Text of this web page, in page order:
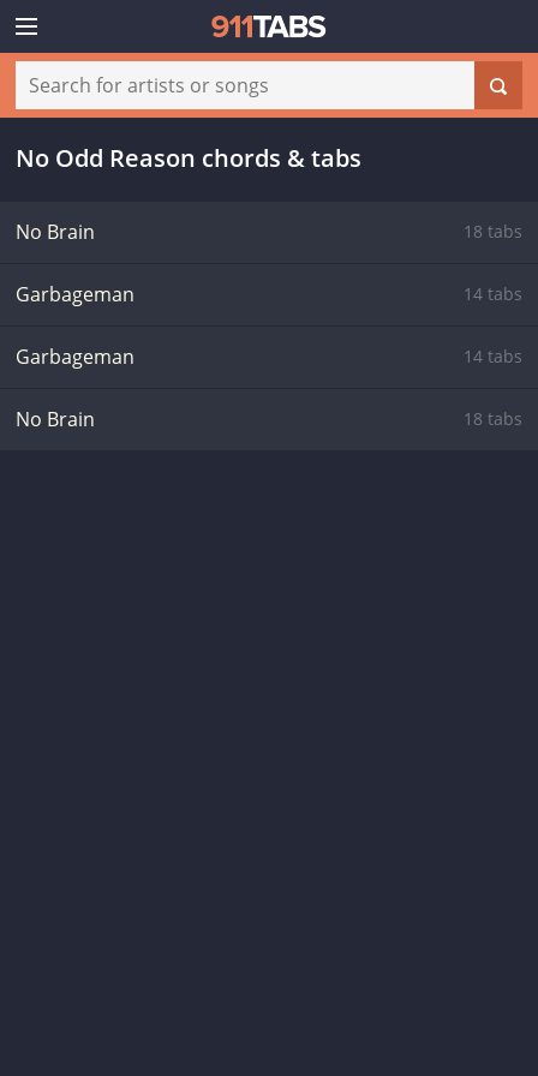
No Odd Reason chords & tabs
No Brain 18 tabs
Garbageman 14 tabs
Garbageman 14 tabs
No Brain 18 tabs